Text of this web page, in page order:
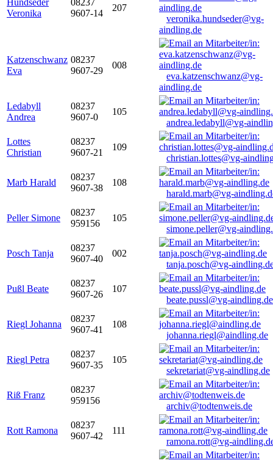
Hundseder
Veronika
08237
9607-14
207
veronika.hundseder@vg-
aindling.de
Katzenschwanz
Eva
08237
9607-29
008
eva.katzenschwanz@vg-
aindling.de
Ledabyll
Andrea
08237
9607-0
105
andrea.ledabyll@vg-
Lottes
Christian
08237
9607-21
109
christian.lottes@vg-
Marb Harald
08237
9607-38
108
harald.marb@vg-
Peller Simone
08237
959156
105
simone.peller@vg-
Posch Tanja
08237
9607-40
002
tanja.posch@vg-
Pußl Beate
08237
9607-26
107
beate.pussl@vg-aindling.de
Riegl Johanna
08237
9607-41
108
johanna.riegl@aindling.de
Riegl Petra
08237
9607-35
105
sekretariat@vg-aindling.de
Riß Franz
08237
959156
archiv@todtenweis.de
Rott Ramona
08237
9607-42
111
ramona.rott@vg-